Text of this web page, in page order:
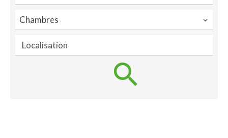
Chambres
Localisation